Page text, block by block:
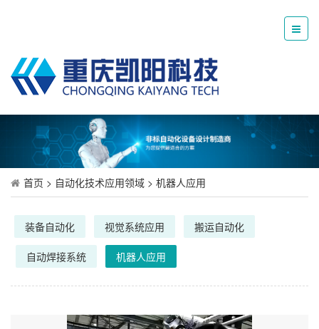
首页 > 自动化技术应用领域 > 机器人应用
装备自动化 视觉系统应用 搬运自动化
自动焊接系统 机器人应用